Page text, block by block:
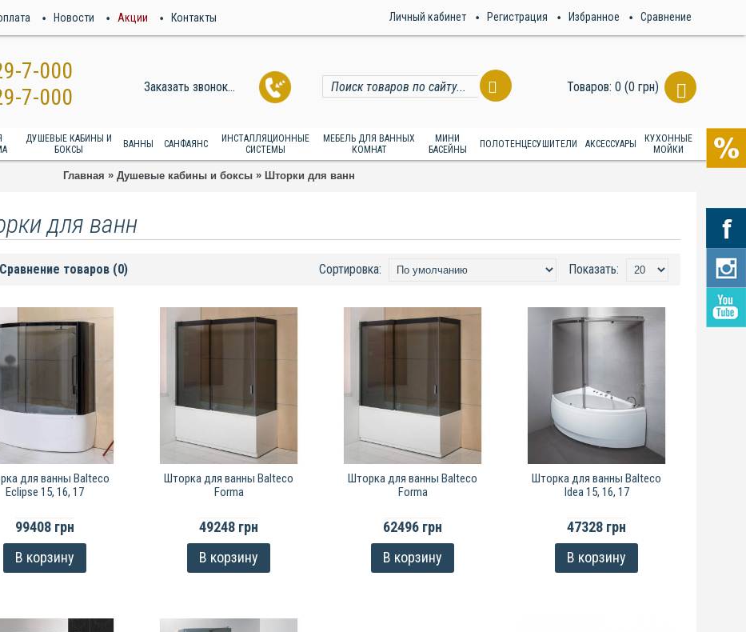
Новости Акции Контакты Сравнение
Избранное
Регистрация
Личный кабинет
7-000
7-000
Заказать звонок... Товаров: 0 (0 грн)
ДУШЕВЫЕ КАБИНЫ И
БОКСЫ
ВАННЫ САНФАЯНС
ИНСТАЛЛЯЦИОННЫЕ
СИСТЕМЫ
МЕБЕЛЬ ДЛЯ ВАННЫХ
КОМНАТ
МИНИ
БАСЕЙНЫ
ПОЛОТЕНЦЕСУШИТЕЛИ АКСЕССУАРЫ
КУХОННЫЕ
МОЙКИ
Главная » Душевые кабины и боксы» Шторки для ванн
для ванн
Сравнение товаров (0) Показать:
Сортировка:
для ванны Balteco
Eclipse 15, 16, 17
99408 грн
В корзину
Шторка для ванны Balteco
Forma
49248 грн
В корзину
Шторка для ванны Balteco
Forma
62496 грн
В корзину
Шторка для ванны Balteco
Idea 15, 16, 17
47328 грн
В корзину